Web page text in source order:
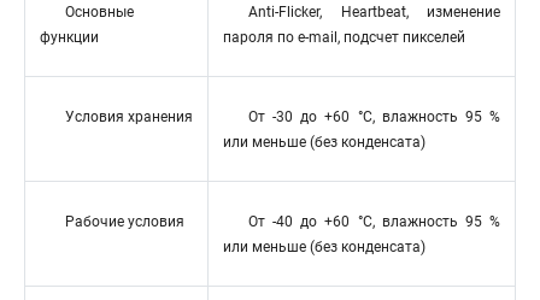
Основные
функции
Anti-Flicker, Heartbeat, изменение
пароля по e-mail, подсчет пикселей
Условия хранения
От -30 до +60 °C, влажность 95 %
или меньше (без конденсата)
Рабочие условия
От -40 до +60 °C, влажность 95 %
или меньше (без конденсата)